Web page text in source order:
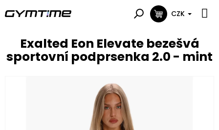
na
NÁKUPNÍ
CZK
Exalted Eon Elevate bezešvá
sportovní podprsenka 2.0 - mint